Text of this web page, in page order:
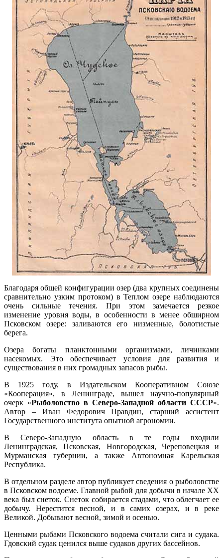
Благодаря общей конфигурации озер (два крупных соединены
сравнительно узким протоком) в Теплом озере наблюдаются
очень сильные течения. При этом замечается резкое
изменение уровня воды, в особенности в менее обширном
Псковском озере: заливаются его низменные, болотистые
берега.
Озера богаты планктонными организмами, личинками
насекомых. Это обеспечивает условия для развития и
существования в них громадных запасов рыбы.
В 1925 году, в Издательском Кооперативном Союзе
«Кооперация», в Ленинграде, вышел научно-популярный
очерк «Рыболовство в Северо-Западной области СССР».
Автор – Иван Федорович Правдин, старший ассистент
Государственного института опытной агрономии.
В Северо-Западную область в те годы входили
Ленинградская, Псковская, Новгородская, Череповецкая и
Мурманская губернии, а также Автономная Карельская
Республика.
В отдельном разделе автор публикует сведения о рыболовстве
в Псковском водоеме. Главной рыбой для добычи в начале XX
века был снеток. Снеток собирается стадами, что облегчает ее
добычу. Нерестится весной, и в самих озерах, и в реке
Великой. Добывают весной, зимой и осенью.
Ценными рыбами Псковского водоема считали сига и судака.
Гдовский судак ценился выше судаков других бассейнов.